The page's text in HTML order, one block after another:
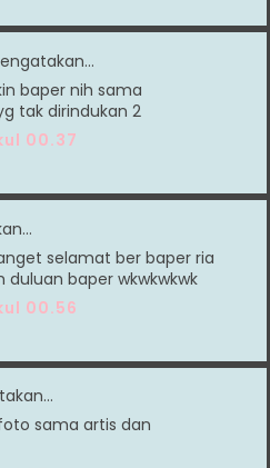
baper nih sama
tak dirindukan 2
00.37
selamat ber baper ria
duluan baper wkwkwkwk
00.56
sama artis dan